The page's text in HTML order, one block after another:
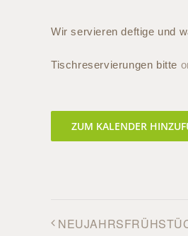
Wir servieren deftige und
Tischreservierungen bitte
ZUM KALENDER